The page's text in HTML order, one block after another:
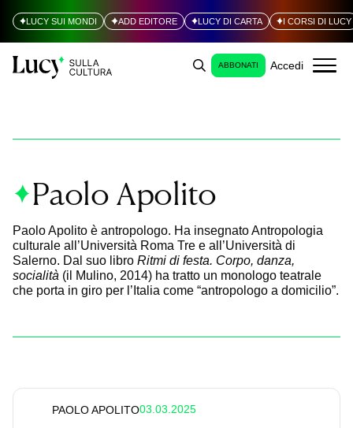
LUCY SUI MONDI ADD EDITORE LUCY DI CARTA I CORSI DI LUCY
ABBONATI Accedi
Paolo Apolito
Paolo Apolito è antropologo. Ha insegnato Antropologia
culturale all’Università Roma Tre e all’Università di
Salerno. Dal suo libroRitmi di festa. Corpo, danza,
socialità (il Mulino, 2014) ha tratto un monologo teatrale
che porta in giro per l’Italia come “antropologo a domicilio”.
PAOLO APOLITO03.03.2025